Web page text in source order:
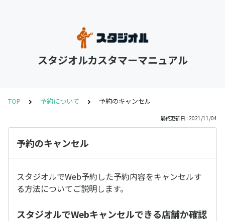
スタジオルカスタマーマニュアル
TOP 予約について 予約のキャンセル
最終更新日 : 2021/11/04
予約のキャンセル
スタジオルでWeb予約した予約内容をキャンセルす
る方法についてご説明します。
スタジオルでWebキャンセルできる店舗か確認